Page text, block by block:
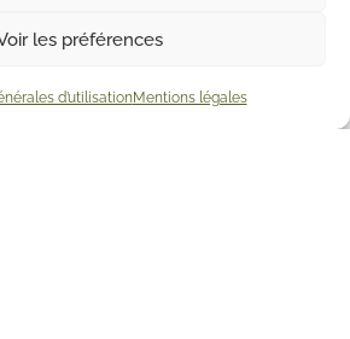
les préférences
d’utilisationMentions légales